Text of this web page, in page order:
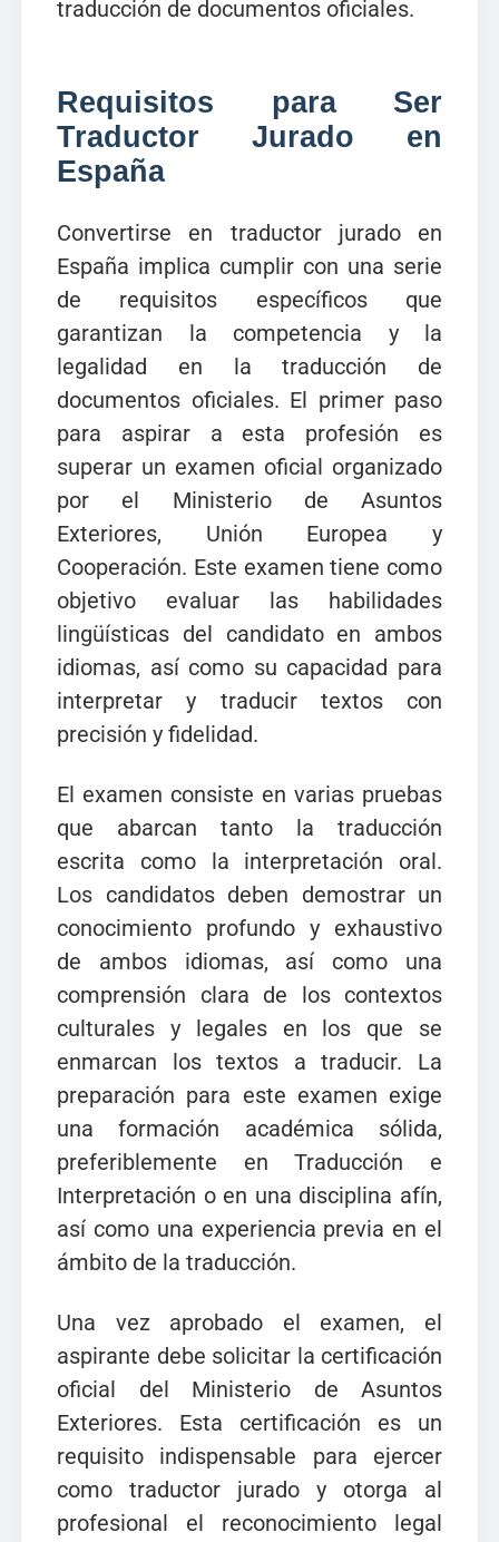
traducción de documentos oficiales.
Requisitos para Ser
Traductor Jurado en
España
Convertirse en traductor jurado en
España implica cumplir con una serie
de requisitos específicos que
garantizan la competencia y la
legalidad en la traducción de
documentos oficiales. El primer paso
para aspirar a esta profesión es
superar un examen oficial organizado
por el Ministerio de Asuntos
Exteriores, Unión Europea y
Cooperación. Este examen tiene como
objetivo evaluar las habilidades
lingüísticas del candidato en ambos
idiomas, así como su capacidad para
interpretar y traducir textos con
precisión y fidelidad.
El examen consiste en varias pruebas
que abarcan tanto la traducción
escrita como la interpretación oral.
Los candidatos deben demostrar un
conocimiento profundo y exhaustivo
de ambos idiomas, así como una
comprensión clara de los contextos
culturales y legales en los que se
enmarcan los textos a traducir. La
preparación para este examen exige
una formación académica sólida,
preferiblemente en Traducción e
Interpretación o en una disciplina afín,
así como una experiencia previa en el
ámbito de la traducción.
Una vez aprobado el examen, el
aspirante debe solicitar la certificación
oficial del Ministerio de Asuntos
Exteriores. Esta certificación es un
requisito indispensable para ejercer
como traductor jurado y otorga al
profesional el reconocimiento legal